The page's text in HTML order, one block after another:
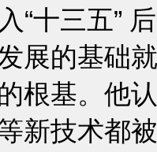
“十三五”
展的基础
根基。他
新技术都